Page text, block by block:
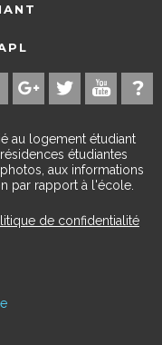
au logement étudiant
étudiantes
aux informations
par rapport à l'école.
de confidentialité